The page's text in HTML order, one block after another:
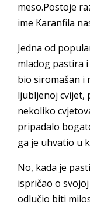
meso.Postoje
ime Karanfila
Jedna od
mladog pastira
bio siromašan i
ljubljenoj cvijet,
nekoliko
pripadalo
ga je uhvatio u
No, kada je
ispričao o
odlučio biti